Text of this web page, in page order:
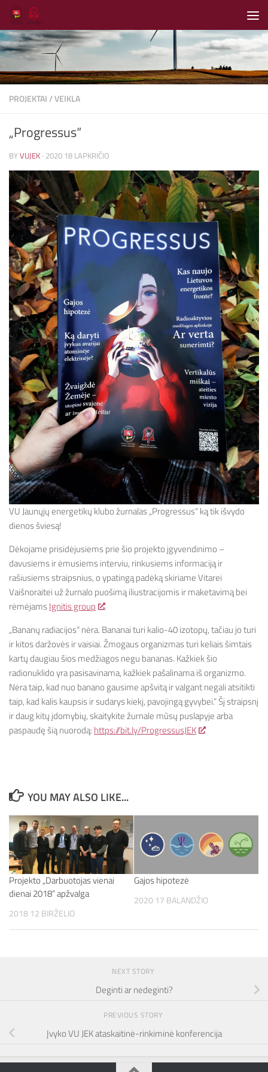
Skip to content
PROJEKTAI/VEIKLA
„Progressus“
BYVUJEK · 2020 18 LAPKRIČIO
VU Jaunųjų energetikų klubo žurnalas „Progressus“ ką tik išvydo
dienos šviesą!
Dėkojame prisidėjusiems prie šio projekto įgyvendinimo –
davusiems ir ėmusiems interviu, rinkusiems informaciją ir
rašiusiems straipsnius, o ypatingą padėką skiriame Vitarei
Vaišnoraitei už žurnalo puošimą iliustracijomis ir maketavimą bei
rėmėjamsIgnitis group
.
„Bananų radiacijos“ nėra. Bananai turi kalio-40 izotopų, tačiau jo turi
ir kitos daržovės ir vaisiai. Žmogaus organizmas turi keliais šimtais
kartų daugiau šios medžiagos negu bananas. Kažkiek šio
radionuklido yra pasisavinama, kažkiek pašalinama iš organizmo.
Nėra taip, kad nuo banano gausime apšvitą ir valgant negali atsitikti
taip, kad kalis kaupsis ir sudarys kiekį, pavojingą gyvybei.“ Šį straipsnį
ir daug kitų įdomybių, skaitykite žurnale mūsų puslapyje arba
paspaudę šią nuorodą: https://bit.ly/ProgressusJEK
YOU MAY ALSO LIKE...
Projekto „Darbuotojas vienai
dienai 2018“ apžvalga
2018 12 BIRŽELIO
Gajos hipotezė
2020 17 BALANDŽIO
NEXT STORY
Deginti ar nedeginti?
PREVIOUS STORY
Įvyko VU JEK ataskaitinė-rinkiminė konferencija